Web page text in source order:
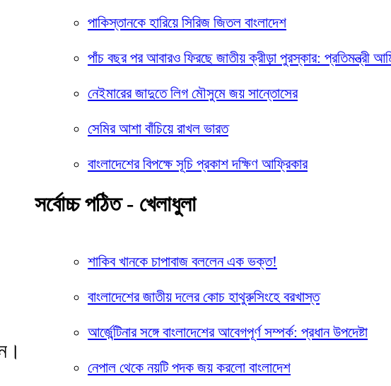
পাকিস্তানকে হারিয়ে সিরিজ জিতল বাংলাদেশ
পাঁচ বছর পর আবারও ফিরছে জাতীয় ক্রীড়া পুরস্কার: প্রতিমন্ত্রী
নেইমারের জাদুতে লিগ মৌসুমে জয় সান্তোসের
সেমির আশা বাঁচিয়ে রাখল ভারত
বাংলাদেশের বিপক্ষে সূচি প্রকাশ দক্ষিণ আফ্রিকার
সর্বোচ্চ পঠিত - খেলাধুলা
শাকিব খানকে চাপাবাজ বললেন এক ভক্ত!
বাংলাদেশের জাতীয় দলের কোচ হাথুরুসিংহে বরখাস্ত
আর্জেন্টিনার সঙ্গে বাংলাদেশের আবেগপূর্ণ সম্পর্ক: প্রধান উপদেষ্টা
নেপাল থেকে নয়টি পদক জয় করলো বাংলাদেশ